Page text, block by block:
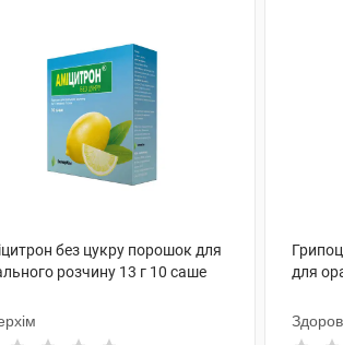
без цукру порошок для
розчину 13 г 10 саше
для